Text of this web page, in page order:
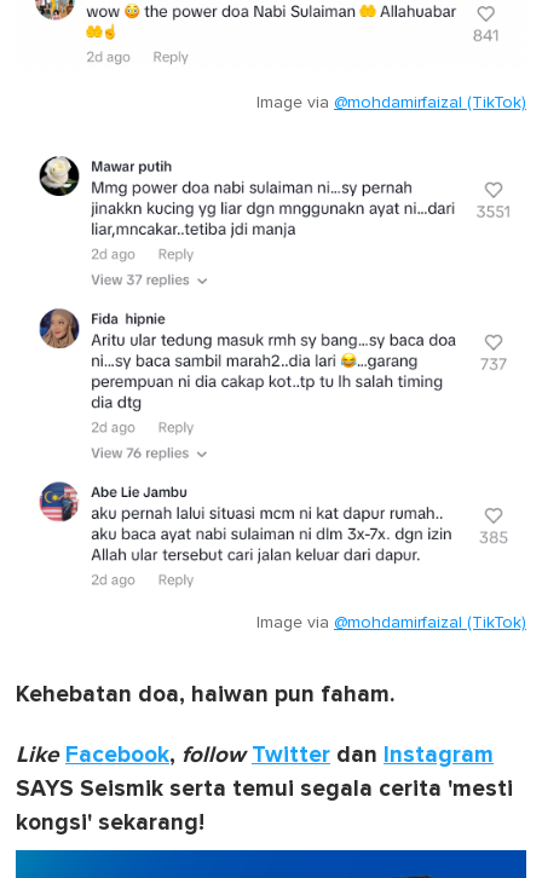
Image via @mohdamirfaizal (TikTok)
Image via @mohdamirfaizal (TikTok)
Kehebatan doa, haiwan pun faham.
Like Facebook, follow Twitter dan Instagram
SAYS Seismik serta temui segala cerita 'mesti
kongsi' sekarang!